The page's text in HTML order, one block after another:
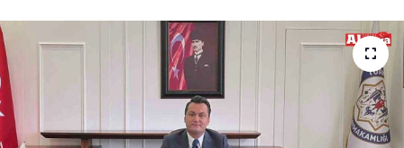
Spor